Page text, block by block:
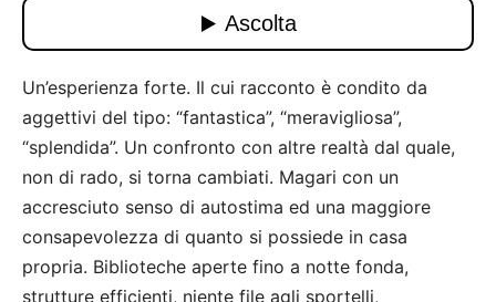
Un’esperienza forte. Il cui racconto è condito da
aggettivi del tipo: “fantastica”, “meravigliosa”,
“splendida”. Un confronto con altre realtà dal quale,
non di rado, si torna cambiati. Magari con un
accresciuto senso di autostima ed una maggiore
consapevolezza di quanto si possiede in casa
propria. Biblioteche aperte fino a notte fonda,
strutture efficienti, niente file agli sportelli,